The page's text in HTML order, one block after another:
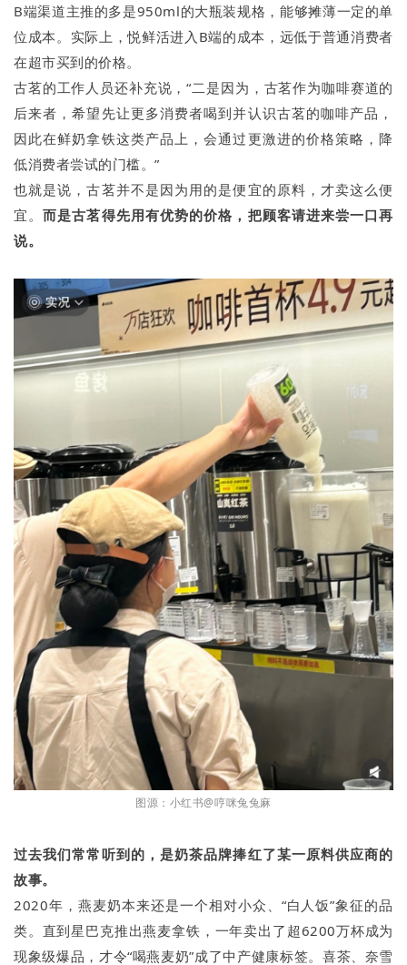
B端渠道主推的多是950ml的大瓶装规格，能够摊薄一定的单
位成本。实际上，悦鲜活进入B端的成本，远低于普通消费者
在超市买到的价格。
古茗的工作人员还补充说，“二是因为，古茗作为咖啡赛道的
后来者，希望先让更多消费者喝到并认识古茗的咖啡产品，
因此在鲜奶拿铁这类产品上，会通过更激进的价格策略，降
低消费者尝试的门槛。”
也就是说，古茗并不是因为用的是便宜的原料，才卖这么便
宜。而是古茗得先用有优势的价格，把顾客请进来尝一口再
说。
图源：小红书@哼咪兔兔麻
过去我们常常听到的，是奶茶品牌捧红了某一原料供应商的
故事。
2020年，燕麦奶本来还是一个相对小众、“白人饭”象征的品
类。直到星巴克推出燕麦拿铁，一年卖出了超6200万杯成为
现象级爆品，才令“喝燕麦奶”成了中产健康标签。喜茶、奈雪